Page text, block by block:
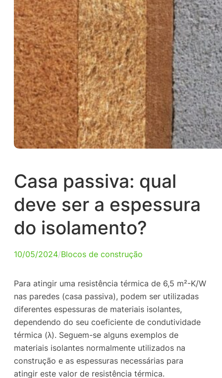
Casa passiva: qual
deve ser a espessura
do isolamento?
10/05/2024/Blocos de construção
Para atingir uma resistência térmica de 6,5 m²-K/W
nas paredes (casa passiva), podem ser utilizadas
diferentes espessuras de materiais isolantes,
dependendo do seu coeficiente de condutividade
térmica (λ). Seguem-se alguns exemplos de
materiais isolantes normalmente utilizados na
construção e as espessuras necessárias para
atingir este valor de resistência térmica.